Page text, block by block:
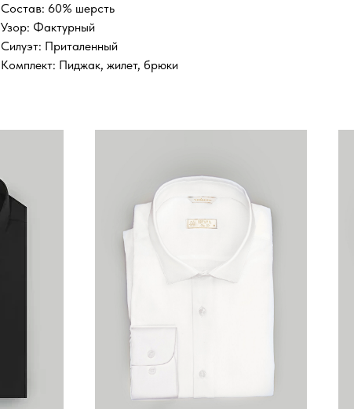
Состав: 60% шерсть
Узор: Фактурный
Силуэт: Приталенный
Комплект: Пиджак, жилет, брюки